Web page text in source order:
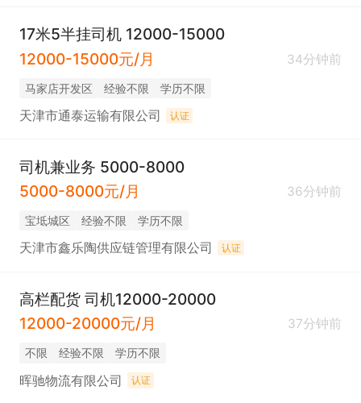
17米5半挂司机 12000-15000
12000-15000元/月
34分钟前
马家店开发区 经验不限 学历不限
天津市通泰运输有限公司 认证
司机兼业务 5000-8000
5000-8000元/月
36分钟前
宝坻城区 经验不限 学历不限
天津市鑫乐陶供应链管理有限公司 认证
高栏配货 司机12000-20000
12000-20000元/月
37分钟前
不限 经验不限 学历不限
晖驰物流有限公司 认证